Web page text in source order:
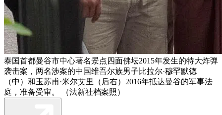
泰国首都曼谷市中心著名景点四面佛坛2015年发生的特大炸弹
袭击案，两名涉案的中国维吾尔族男子比拉尔·穆罕默德
（中）和玉苏甫·米尔艾里（后右）2016年抵达曼谷的军事法
庭，准备受审。 （法新社档案照）